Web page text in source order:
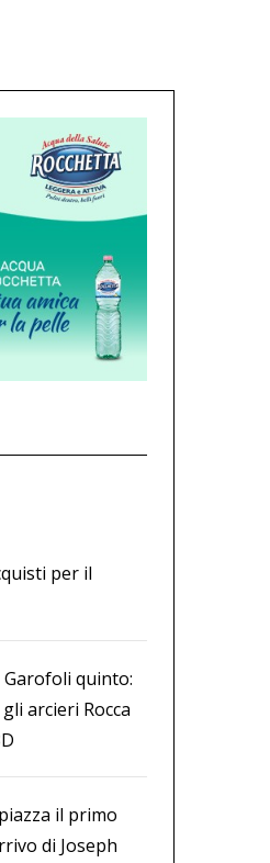
per il
quinto:
arcieri Rocca
il primo
di Joseph